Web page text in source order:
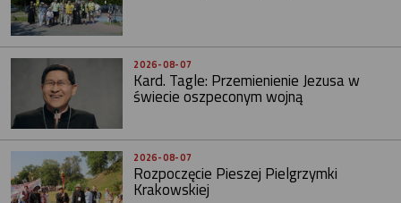
2026-08-07
Kard. Tagle: Przemienienie Jezusa w
świecie oszpeconym wojną
2026-08-07
Rozpoczęcie Pieszej Pielgrzymki
Krakowskiej